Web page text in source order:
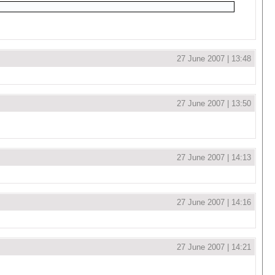
27 June 2007 | 13:48
27 June 2007 | 13:50
27 June 2007 | 14:13
27 June 2007 | 14:16
27 June 2007 | 14:21